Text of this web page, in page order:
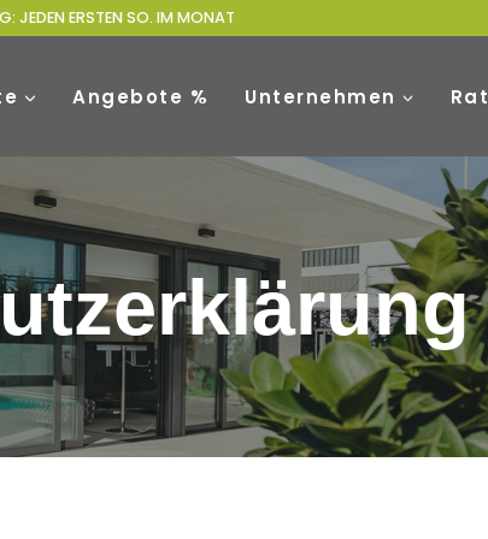
JEDEN ERSTEN SO. IM MONAT
Angebote % Unternehmen